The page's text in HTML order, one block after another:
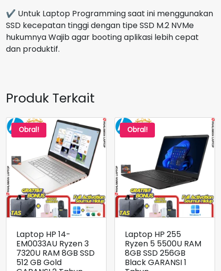
✔ Untuk Laptop Programming saat ini menggunakan
SSD kecepatan tinggi dengan tipe SSD M.2 NVMe
hukumnya Wajib agar booting aplikasi lebih cepat
dan produktif.
Produk Terkait
Obral!
Laptop HP 14-
EM0033AU Ryzen 3
7320U RAM 8GB SSD
512 GB Gold
Obral!
Laptop HP 255
Ryzen 5 5500U RAM
8GB SSD 256GB
Black GARANSI 1